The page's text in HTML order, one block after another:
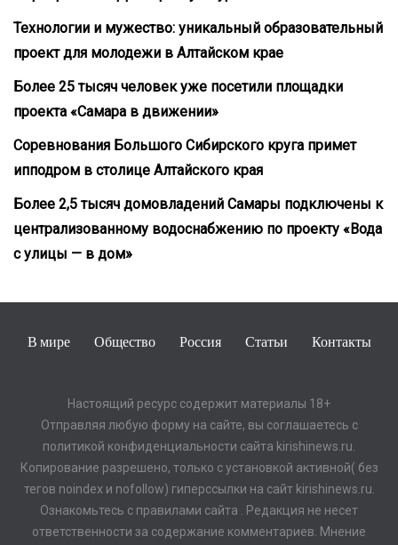
Технологии и мужество: уникальный образовательный
проект для молодежи в Алтайском крае
Более 25 тысяч человек уже посетили площадки
проекта «Самара в движении»
Соревнования Большого Сибирского круга примет
ипподром в столице Алтайского края
Более 2,5 тысяч домовладений Самары подключены к
централизованному водоснабжению по проекту «Вода
с улицы — в дом»
В мире Общество Россия Статьи Контакты
Настоящий ресурс содержит материалы 18+
Отправляя любую форму на сайте, вы соглашаетесь с
политикой конфиденциальности сайта kirishinews.ru.
Копирование разрешено, только с установкой активной( без
тегов noindex и nofollow) гиперссылки на сайт kirishinews.ru.
Ознакомьтесь с правилами сайта . Редакция не несет
ответственности за содержание комментариев. Мнение